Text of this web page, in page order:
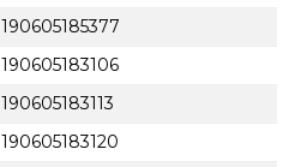
190605185377
190605183106
190605183113
190605183120